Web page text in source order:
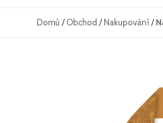
Domů / Obchod / Nakupování /